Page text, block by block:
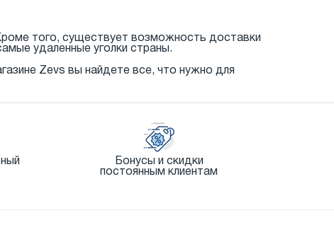
того, существует возможность доставки
удаленные уголки страны.
Zevs вы найдете все, что нужно для
Бонусы и скидки
постоянным клиентам